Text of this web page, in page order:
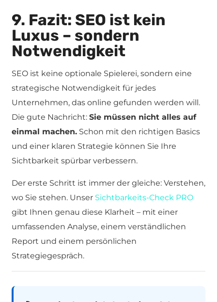
9. Fazit: SEO ist kein
Luxus – sondern
Notwendigkeit
SEO ist keine optionale Spielerei, sondern eine
strategische Notwendigkeit für jedes
Unternehmen, das online gefunden werden will.
Die gute Nachricht: Sie müssen nicht alles auf
einmal machen. Schon mit den richtigen Basics
und einer klaren Strategie können Sie Ihre
Sichtbarkeit spürbar verbessern.
Der erste Schritt ist immer der gleiche: Verstehen,
wo Sie stehen. Unser Sichtbarkeits-Check PRO
gibt Ihnen genau diese Klarheit – mit einer
umfassenden Analyse, einem verständlichen
Report und einem persönlichen
Strategiegespräch.